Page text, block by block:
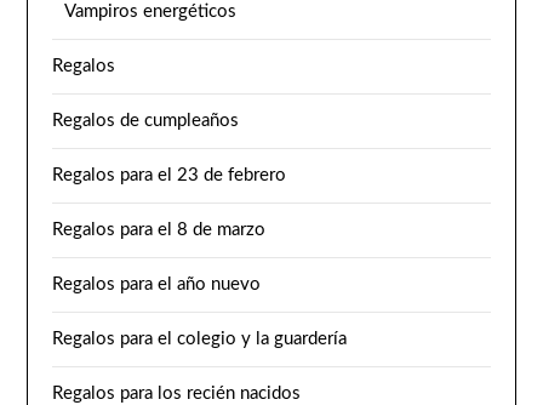
Vampiros energéticos
Regalos
Regalos de cumpleaños
Regalos para el 23 de febrero
Regalos para el 8 de marzo
Regalos para el año nuevo
Regalos para el colegio y la guardería
Regalos para los recién nacidos